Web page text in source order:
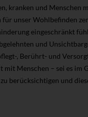
kranken und
unser Wohlbefinden
eingeschränkt
und
, Berührt- und
Menschen – sei es im
berücksichtigen und